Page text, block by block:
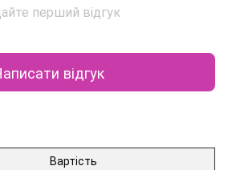
перший відгук
відгук
Вартість